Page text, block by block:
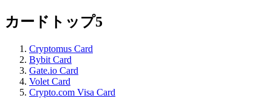
カードトップ5
Cryptomus Card
Bybit Card
Gate.io Card
Volet Card
Crypto.com Visa Card